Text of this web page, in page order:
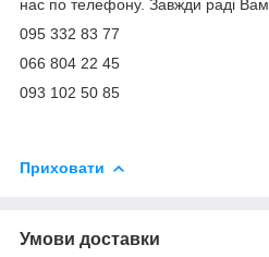
нас по телефону. Завжди раді Вам.
095 332 83 77
066 804 22 45
093 102 50 85
Приховати
Умови доставки